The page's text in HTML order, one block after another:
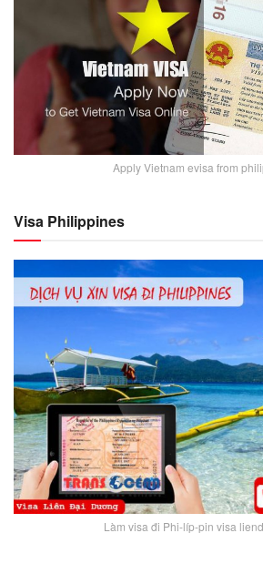
Apply Vietnam evisa from
Visa Philippines
Làm visa đi Phi-líp-pin visa